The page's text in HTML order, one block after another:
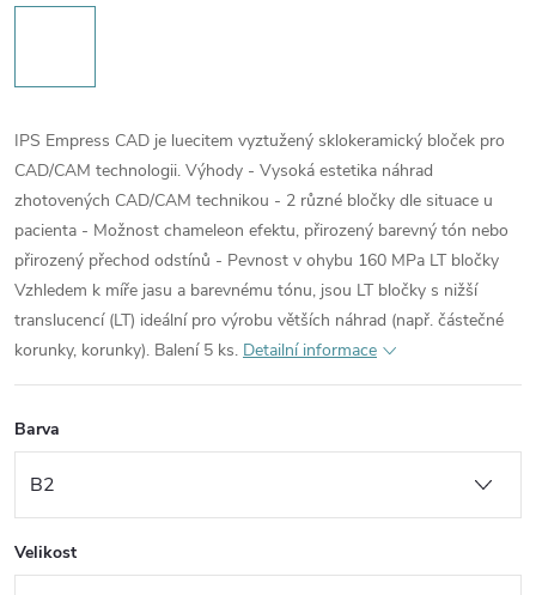
IPS Empress CAD je luecitem vyztužený sklokeramický bloček pro
CAD/CAM technologii. Výhody - Vysoká estetika náhrad
zhotovených CAD/CAM technikou - 2 různé bločky dle situace u
pacienta - Možnost chameleon efektu, přirozený barevný tón nebo
přirozený přechod odstínů - Pevnost v ohybu 160 MPa LT bločky
Vzhledem k míře jasu a barevnému tónu, jsou LT bločky s nižší
translucencí (LT) ideální pro výrobu větších náhrad (např. částečné
korunky, korunky). Balení 5 ks. Detailní informace
Barva
Velikost